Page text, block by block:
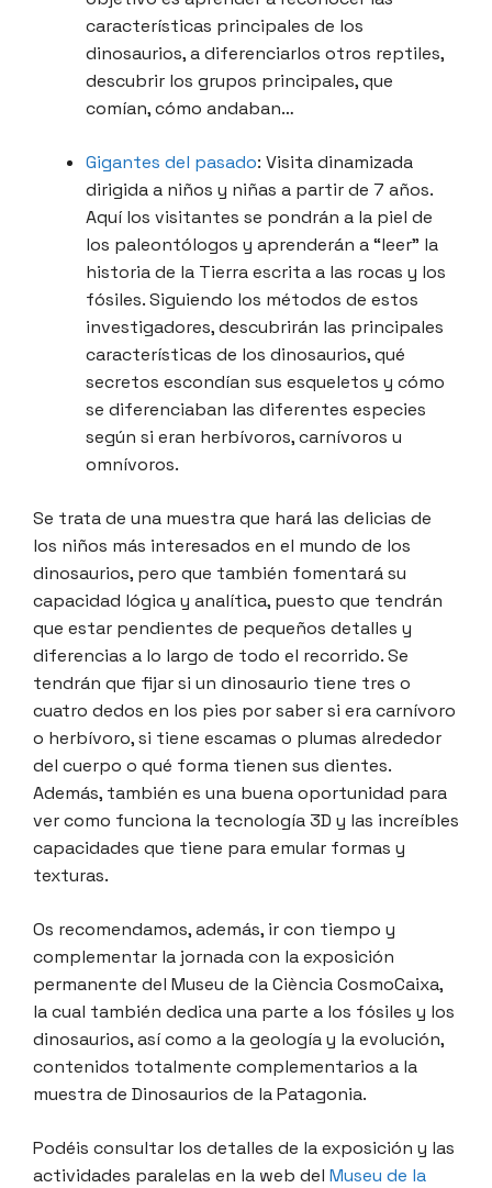
características principales de los
dinosaurios, a diferenciarlos otros reptiles,
descubrir los grupos principales, que
comían, cómo andaban…
Gigantes del pasado: Visita dinamizada
dirigida a niños y niñas a partir de 7 años.
Aquí los visitantes se pondrán a la piel de
los paleontólogos y aprenderán a “leer” la
historia de la Tierra escrita a las rocas y los
fósiles. Siguiendo los métodos de estos
investigadores, descubrirán las principales
características de los dinosaurios, qué
secretos escondían sus esqueletos y cómo
se diferenciaban las diferentes especies
según si eran herbívoros, carnívoros u
omnívoros.
Se trata de una muestra que hará las delicias de
los niños más interesados en el mundo de los
dinosaurios, pero que también fomentará su
capacidad lógica y analítica, puesto que tendrán
que estar pendientes de pequeños detalles y
diferencias a lo largo de todo el recorrido. Se
tendrán que fijar si un dinosaurio tiene tres o
cuatro dedos en los pies por saber si era carnívoro
o herbívoro, si tiene escamas o plumas alrededor
del cuerpo o qué forma tienen sus dientes.
Además, también es una buena oportunidad para
ver como funciona la tecnología 3D y las increíbles
capacidades que tiene para emular formas y
texturas.
Os recomendamos, además, ir con tiempo y
complementar la jornada con la exposición
permanente del Museu de la Ciència CosmoCaixa,
la cual también dedica una parte a los fósiles y los
dinosaurios, así como a la geología y la evolución,
contenidos totalmente complementarios a la
muestra de Dinosaurios de la Patagonia.
Podéis consultar los detalles de la exposición y las
actividades paralelas en la web del Museu de la